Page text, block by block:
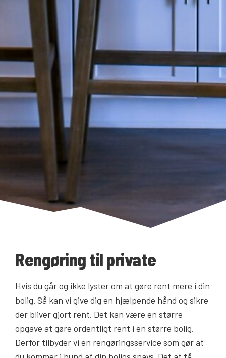
Rengøring til private
Hvis du går og ikke lyster om at gøre rent mere i din
bolig. Så kan vi give dig en hjælpende hånd og sikre
der bliver gjort rent. Det kan være en større
opgave at gøre ordentligt rent i en større bolig.
Derfor tilbyder vi en rengøringsservice som gør at